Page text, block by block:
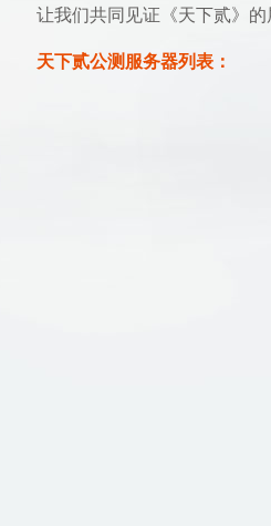
让我们共同见证《天下贰》的
天下贰公测服务器列表：